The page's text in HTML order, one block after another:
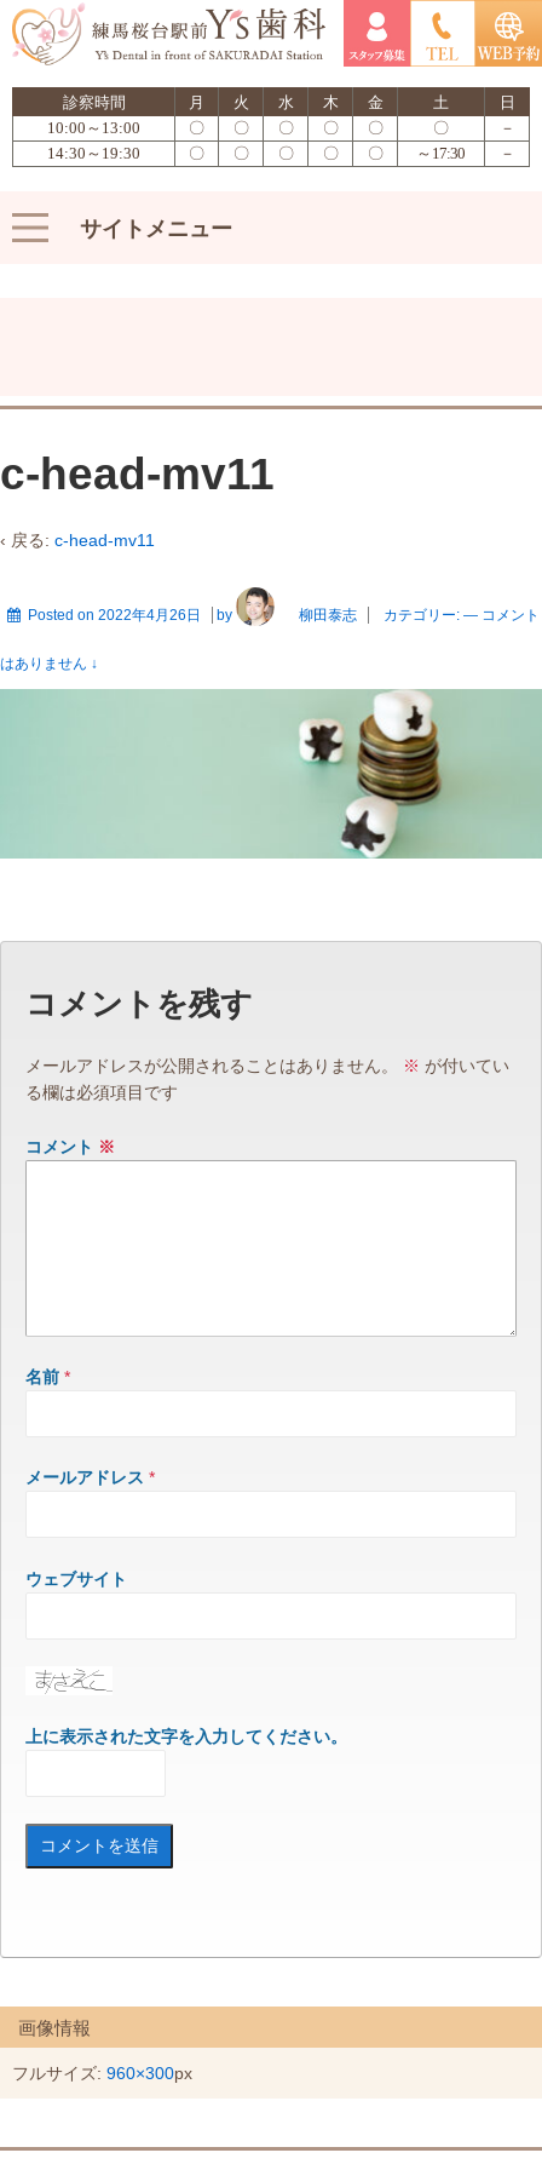
診察時間 月 火 水 木 金 土
日
10:00～13:00
〇 〇 〇 〇 〇 〇
－
14:30～19:30
〇 〇 〇 〇 〇 ～17:30 －
サイトメニュー
c-head-mv11
‹ 戻る: c-head-mv11
Posted on 2022年4月26日 by 柳田泰志 カテゴリー: — コメント
はありません ↓
コメントを残す
メールアドレスが公開されることはありません。 ※ が付いてい
る欄は必須項目です
コメント ※
名前 *
メールアドレス *
ウェブサイト
上に表示された文字を入力してください。
画像情報
フルサイズ: 960×300px